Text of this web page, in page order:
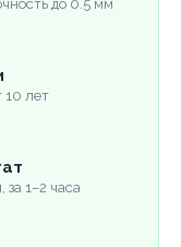
до 0.5 мм
10 лет
1–2 часа